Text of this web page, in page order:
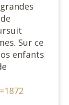
Sur ce
enfants